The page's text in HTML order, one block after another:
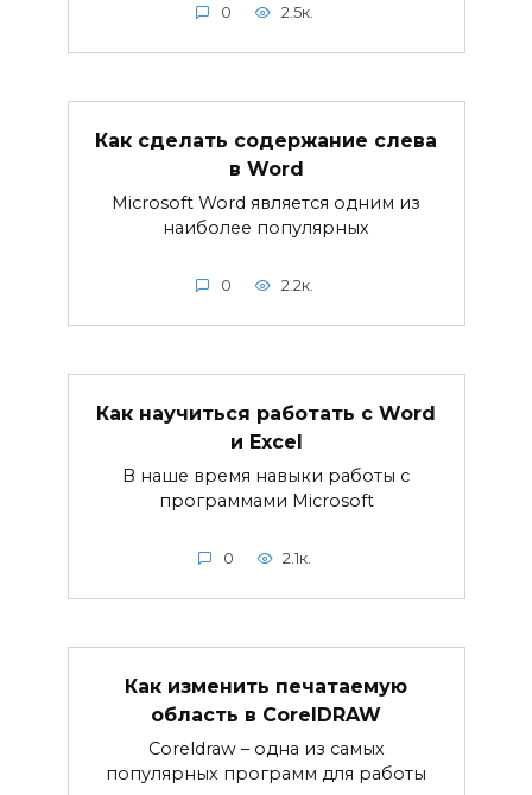
0 2.5к.
Как сделать содержание слева
в Word
Microsoft Word является одним из
наиболее популярных
0 2.2к.
Как научиться работать с Word
и Excel
В наше время навыки работы с
программами Microsoft
0 2.1к.
Как изменить печатаемую
область в CorelDRAW
Coreldraw – одна из самых
популярных программ для работы